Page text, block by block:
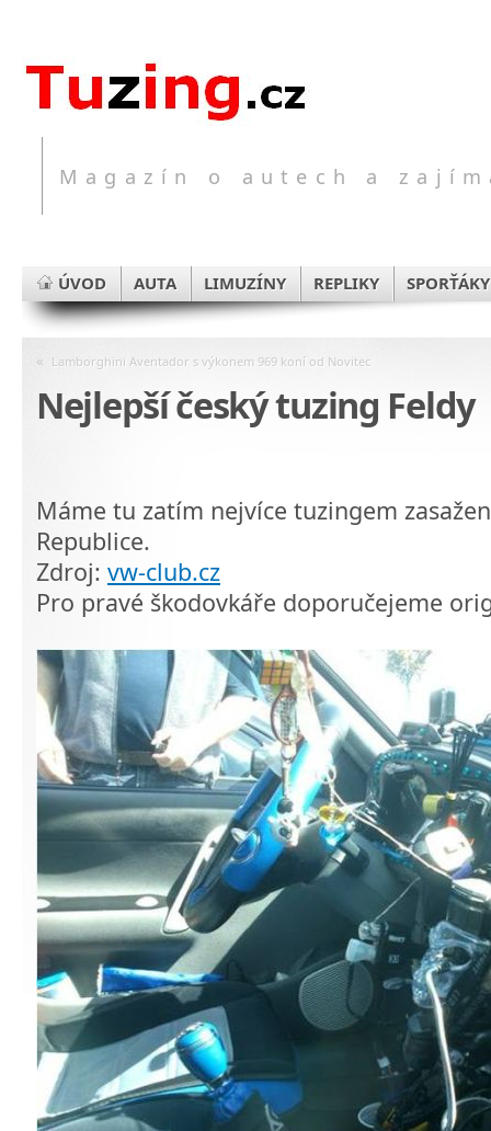
Magazín o autech a
ÚVOD AUTA LIMUZÍNY REPLIKY SPORŤÁKY
« Lamborghini Aventador s výkonem 969 koní od Novitec
Nejlepší český tuzing Feldy
Máme tu zatím nejvíce tuzingem
Republice.
Zdroj: vw-club.cz
Pro pravé škodovkáře doporučejeme